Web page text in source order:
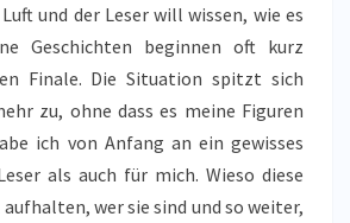
und der Leser will wissen, wie es
Geschichten beginnen oft kurz
Finale. Die Situation spitzt sich
zu, ohne dass es meine Figuren
ich von Anfang an ein gewisses
als auch für mich. Wieso diese
wer sie sind und so weiter,